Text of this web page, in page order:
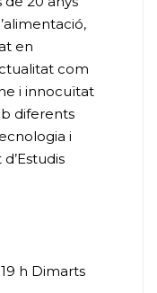
en
com
i innocuïtat
diferents
i
h Dimarts